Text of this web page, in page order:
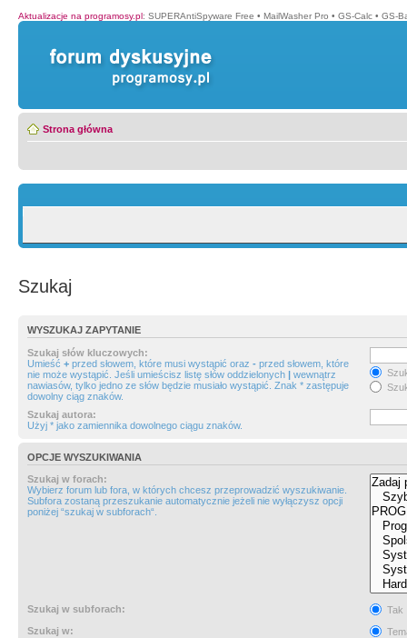
Aktualizacje na programosy.pl: SUPERAntiSpyware Free • MailWasher Pro • GS-Calc • GS-
Strona główna
Szukaj
WYSZUKAJ ZAPYTANIE
Szukaj słów kluczowych:
Umieść + przed słowem, które musi wystąpić oraz - przed słowem, które
nie może wystąpić. Jeśli umieścisz listę słów oddzielonych | wewnątrz
nawiasów, tylko jedno ze słów będzie musiało wystąpić. Znak * zastępuje
dowolny ciąg znaków.
Szukaj autora:
Użyj * jako zamiennika dowolnego ciągu znaków.
OPCJE WYSZUKIWANIA
Szukaj w forach:
Wybierz forum lub fora, w których chcesz przeprowadzić wyszukiwanie.
Subfora zostaną przeszukanie automatycznie jeżeli nie wyłączysz opcji
poniżej “szukaj w subforach“.
Szukaj w subforach:
Tak
Szukaj w: